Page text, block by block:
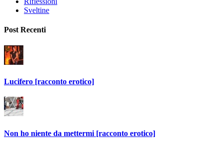
Sveltine
Post Recenti
Lucifero [racconto erotico]
Non ho niente da mettermi [racconto erotico]